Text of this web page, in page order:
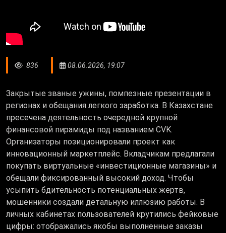
836 08.06.2026, 19:07
Закрытые званые ужины, помпезные презентации в
регионах и обещания легкого заработка. В Казахстане
пресечена деятельность очередной крупной
финансовой пирамиды под названием CVK.
Организаторы позиционировали проект как
инновационный маркетплейс. Вкладчикам предлагали
покупать виртуальные «инвестиционные магазины» и
обещали фиксированный высокий доход. Чтобы
усыпить бдительность потенциальных жертв,
мошенники создали детальную иллюзию работы. В
личных кабинетах пользователей крутились фейковые
цифры: отображались якобы выполненные заказы